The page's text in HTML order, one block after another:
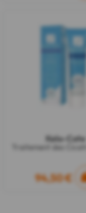
Kelo-Cote
Traitement des
94,50 €